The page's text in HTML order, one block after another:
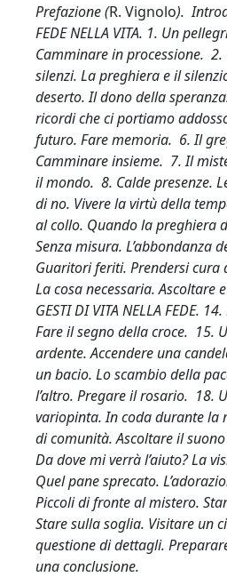
Prefazione (R. Vignolo).
FEDE NELLA VITA. 1. Un
Camminare in processione. 2.
silenzi. La preghiera e il
deserto. Il dono della
ricordi che ci portiamo
futuro. Fare memoria. 6. Il
Camminare insieme. 7. Il
il mondo. 8. Calde presenze.
di no. Vivere la virtù della
al collo. Quando la preghiera
Senza misura. L’abbondanza
Guaritori feriti. Prendersi
La cosa necessaria. Ascoltare
GESTI DI VITA NELLA FEDE.
Fare il segno della croce. 15.
ardente. Accendere una
un bacio. Lo scambio della
l’altro. Pregare il rosario. 18.
variopinta. In coda durante la
di comunità. Ascoltare il
Da dove mi verrà l’aiuto? La
Quel pane sprecato.
Piccoli di fronte al mistero.
Stare sulla soglia. Visitare un
questione di dettagli.
una conclusione.